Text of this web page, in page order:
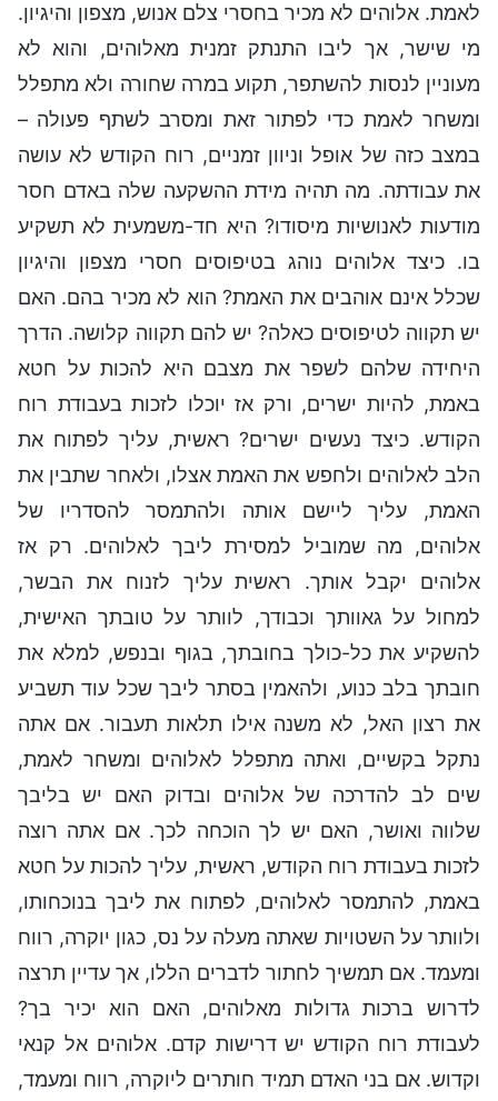
לאמת. אלוהים לא מכיר בחסרי צלם אנוש, מצפון והיגיון.
מי שישר, אך ליבו התנתק זמנית מאלוהים, והוא לא
מעוניין לנסות להשתפר, תקוע במרה שחורה ולא מתפלל
ומשחר לאמת כדי לפתור זאת ומסרב לשתף פעולה –
במצב כזה של אופל וניוון זמניים, רוח הקודש לא עושה
את עבודתה. מה תהיה מידת ההשקעה שלה באדם חסר
מודעות לאנושיות מיסודו? היא חד-משמעית לא תשקיע
בו. כיצד אלוהים נוהג בטיפוסים חסרי מצפון והיגיון
שכלל אינם אוהבים את האמת? הוא לא מכיר בהם. האם
יש תקווה לטיפוסים כאלה? יש להם תקווה קלושה. הדרך
היחידה שלהם לשפר את מצבם היא להכות על חטא
באמת, להיות ישרים, ורק אז יוכלו לזכות בעבודת רוח
הקודש. כיצד נעשים ישרים? ראשית, עליך לפתוח את
הלב לאלוהים ולחפש את האמת אצלו, ולאחר שתבין את
האמת, עליך ליישם אותה ולהתמסר להסדריו של
אלוהים, מה שמוביל למסירת ליבך לאלוהים. רק אז
אלוהים יקבל אותך. ראשית עליך לזנוח את הבשר,
למחול על גאוותך וכבודך, לוותר על טובתך האישית,
להשקיע את כל-כולך בחובתך, בגוף ובנפש, למלא את
חובתך בלב כנוע, ולהאמין בסתר ליבך שכל עוד תשביע
את רצון האל, לא משנה אילו תלאות תעבור. אם אתה
נתקל בקשיים, ואתה מתפלל לאלוהים ומשחר לאמת,
שים לב להדרכה של אלוהים ובדוק האם יש בליבך
שלווה ואושר, האם יש לך הוכחה לכך. אם אתה רוצה
לזכות בעבודת רוח הקודש, ראשית, עליך להכות על חטא
באמת, להתמסר לאלוהים, לפתוח את ליבך בנוכחותו,
ולוותר על השטויות שאתה מעלה על נס, כגון יוקרה, רווח
ומעמד. אם תמשיך לחתור לדברים הללו, אך עדיין תרצה
לדרוש ברכות גדולות מאלוהים, האם הוא יכיר בך?
לעבודת רוח הקודש יש דרישות קדם. אלוהים אל קנאי
וקדוש. אם בני האדם תמיד חותרים ליוקרה, רווח ומעמד,